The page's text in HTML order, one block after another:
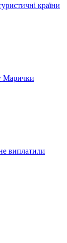
країни
Марички
виплатили